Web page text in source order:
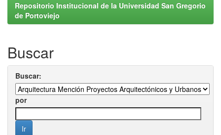
Repositorio Institucional de la Universidad San Gregorio
de Portoviejo
Buscar
Buscar:
por